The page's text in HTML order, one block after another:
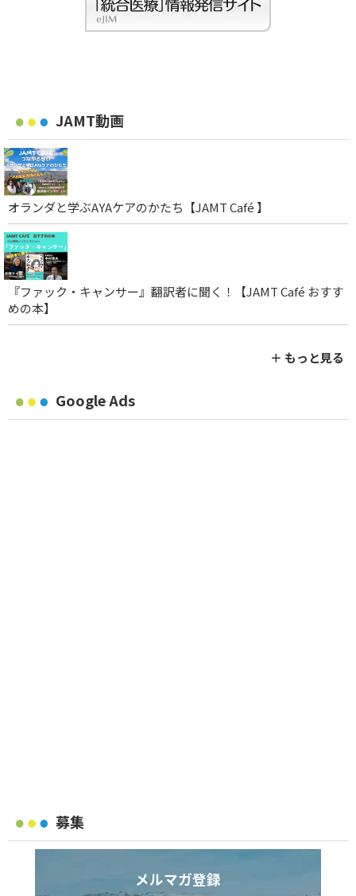
JAMT動画
オランダと学ぶAYAケアのかたち【JAMT Café 】
『ファック・キャンサー』翻訳者に聞く！【JAMT Café おすす
めの本】
＋ もっと見る
Google Ads
募集
メルマガ登録